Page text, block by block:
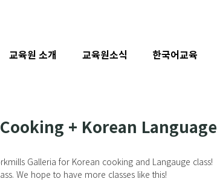
+ Korean Language
We hope to have more classes like this!
교육원 소개 교육원소식 한국어교육